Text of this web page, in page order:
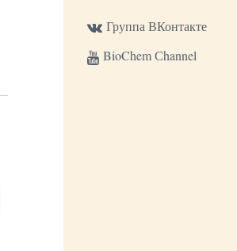
Группа ВКонтакте
BioChem Сhannel